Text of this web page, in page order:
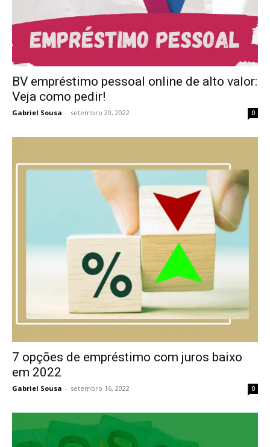
BV empréstimo pessoal online de alto valor:
Veja como pedir!
Gabriel Sousa - setembro 20, 2022 0
7 opções de empréstimo com juros baixo
em 2022
Gabriel Sousa - setembro 16, 2022 0